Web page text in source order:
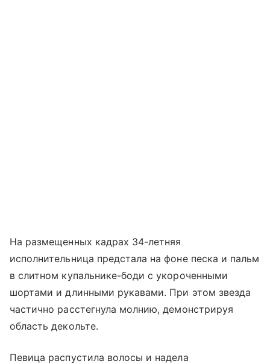
На размещенных кадрах 34-летняя
исполнительница предстала на фоне песка и пальм
в слитном купальнике-боди с укороченными
шортами и длинными рукавами. При этом звезда
частично расстегнула молнию, демонстрируя
область декольте.
Певица распустила волосы и надела